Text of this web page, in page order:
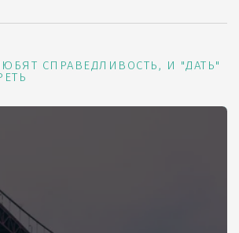
СПРАВЕДЛИВОСТЬ, И "ДАТЬ"